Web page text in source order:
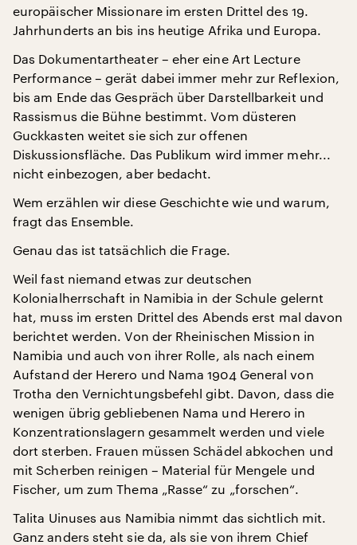
europäischer Missionare im ersten Drittel des 19.
Jahrhunderts an bis ins heutige Afrika und Europa.
Das Dokumentartheater – eher eine Art Lecture
Performance – gerät dabei immer mehr zur Reflexion,
bis am Ende das Gespräch über Darstellbarkeit und
Rassismus die Bühne bestimmt. Vom düsteren
Guckkasten weitet sie sich zur offenen
Diskussionsfläche. Das Publikum wird immer mehr...
nicht einbezogen, aber bedacht.
Wem erzählen wir diese Geschichte wie und warum,
fragt das Ensemble.
Genau das ist tatsächlich die Frage.
Weil fast niemand etwas zur deutschen
Kolonialherrschaft in Namibia in der Schule gelernt
hat, muss im ersten Drittel des Abends erst mal davon
berichtet werden. Von der Rheinischen Mission in
Namibia und auch von ihrer Rolle, als nach einem
Aufstand der Herero und Nama 1904 General von
Trotha den Vernichtungsbefehl gibt. Davon, dass die
wenigen übrig gebliebenen Nama und Herero in
Konzentrationslagern gesammelt werden und viele
dort sterben. Frauen müssen Schädel abkochen und
mit Scherben reinigen – Material für Mengele und
Fischer, um zum Thema „Rasse“ zu „forschen“.
Talita Uinuses aus Namibia nimmt das sichtlich mit.
Ganz anders steht sie da, als sie von ihrem Chief